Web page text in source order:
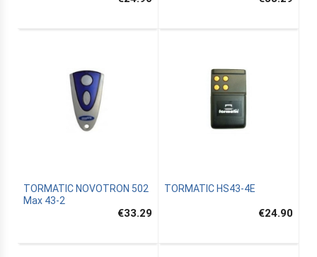
TORMATIC NOVOTRON 502
Max 43-2
€33.29
TORMATIC HS43-4E
€24.90